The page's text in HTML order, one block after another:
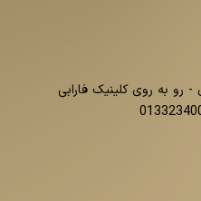
به روی کلینیک فارابی